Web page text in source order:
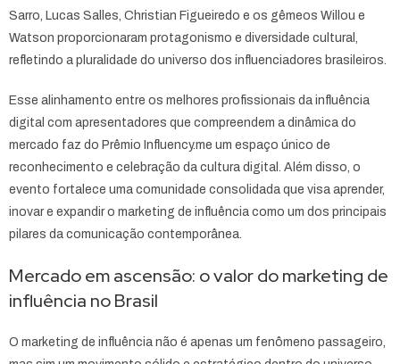
Sarro, Lucas Salles, Christian Figueiredo e os gêmeos Willou e
Watson proporcionaram protagonismo e diversidade cultural,
refletindo a pluralidade do universo dos influenciadores brasileiros.
Esse alinhamento entre os melhores profissionais da influência
digital com apresentadores que compreendem a dinâmica do
mercado faz do Prêmio Influency.me um espaço único de
reconhecimento e celebração da cultura digital. Além disso, o
evento fortalece uma comunidade consolidada que visa aprender,
inovar e expandir o marketing de influência como um dos principais
pilares da comunicação contemporânea.
Mercado em ascensão: o valor do marketing de
influência no Brasil
O marketing de influência não é apenas um fenômeno passageiro,